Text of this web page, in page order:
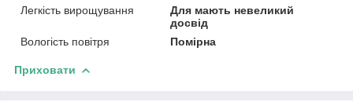
Легкість вирощування
Для мають невеликий
досвід
Вологість повітря
Помірна
Приховати